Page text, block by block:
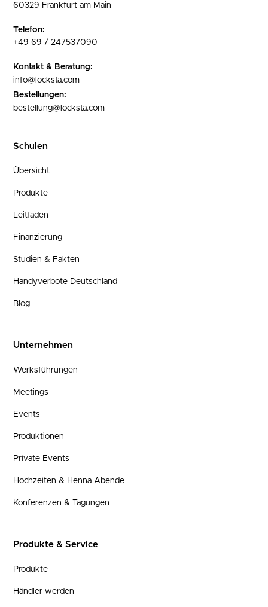
60329 Frankfurt am Main
Telefon:
+49 69 / 247537090
Kontakt & Beratung:
info@locksta.com
Bestellungen:
bestellung@locksta.com
Schulen
Übersicht
Produkte
Leitfaden
Finanzierung
Studien & Fakten
Handyverbote Deutschland
Blog
Unternehmen
Werksführungen
Meetings
Events
Produktionen
Private Events
Hochzeiten & Henna Abende
Konferenzen & Tagungen
Produkte & Service
Produkte
Händler werden